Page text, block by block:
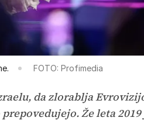
FOTO: Profimedia
da zlorablja
Že leta 2019